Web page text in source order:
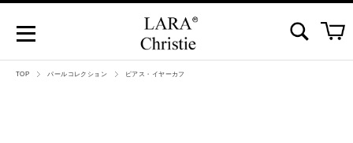
TOP パールコレクション ピアス・イヤーカフ